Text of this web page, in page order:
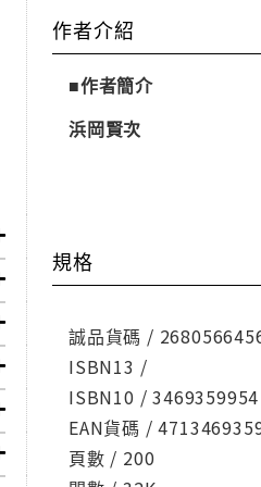
作者介紹
■作者簡介
浜岡賢次
規格
誠品貨碼 /
ISBN13 /
ISBN10 / 3469359954
EAN貨碼 /
頁數 / 200